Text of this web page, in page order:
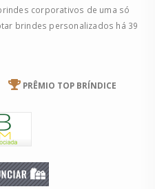
corporativos de uma só
brindes personalizados há 39
PRÊMIO TOP BRÍNDICE